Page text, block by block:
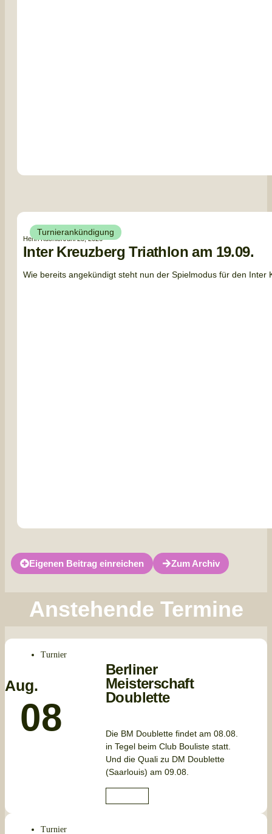
Turnierankündigung
Henri KüchlerJuni 25, 2026
Inter Kreuzberg Triathlon am 19.09.
Wie bereits angekündigt steht nun der Spielmodus für den
Eigenen Beitrag einreichen Zum Archiv
Anstehende Termine
Turnier
Aug.
08
Berliner
Meisterschaft
Doublette
Die BM Doublette findet am 08.08.
in Tegel beim Club Bouliste statt.
Und die Quali zu DM Doublette
(Saarlouis) am 09.08.
Turnier